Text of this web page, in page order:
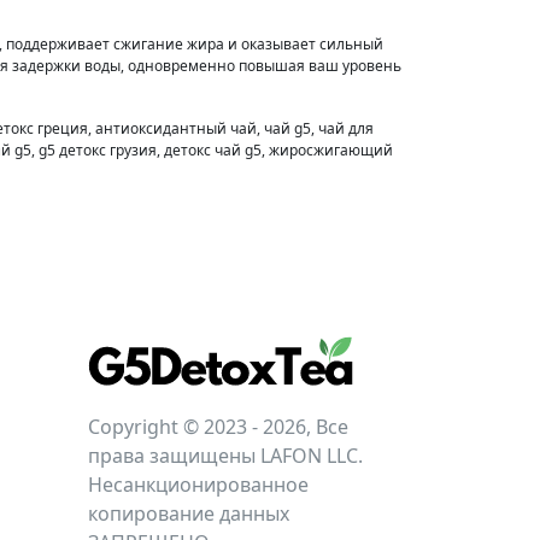
сжигание жира и оказывает сильный
задержки воды, одновременно повышая ваш уровень
греция, антиоксидантный чай, чай g5, чай для
g5, g5 детокс грузия, детокс чай g5, жиросжигающий
Copyright © 2023 - 2026, Все
права защищены LAFON LLC.
Несанкционированное
копирование данных